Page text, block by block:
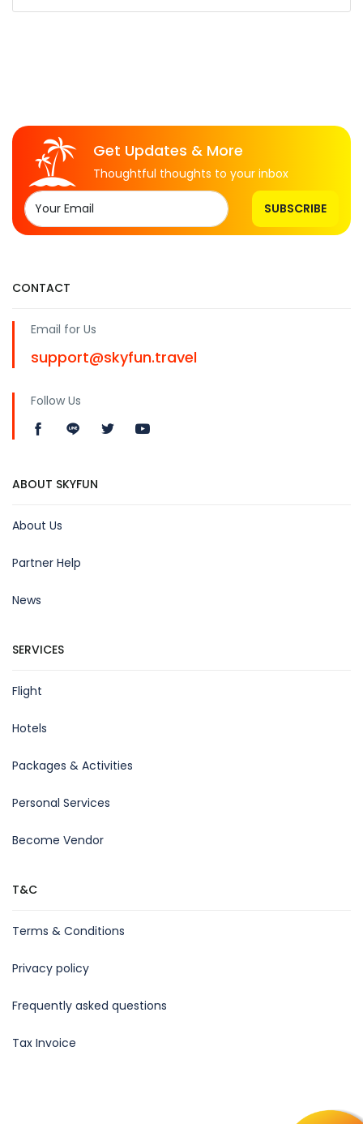
Get Updates & More
Thoughtful thoughts to your inbox
SUBSCRIBE
CONTACT
Email for Us
support@skyfun.travel
Follow Us
ABOUT SKYFUN
About Us
Partner Help
News
SERVICES
Flight
Hotels
Packages & Activities
Personal Services
Become Vendor
T&C
Terms & Conditions
Privacy policy
Frequently asked questions
Tax Invoice